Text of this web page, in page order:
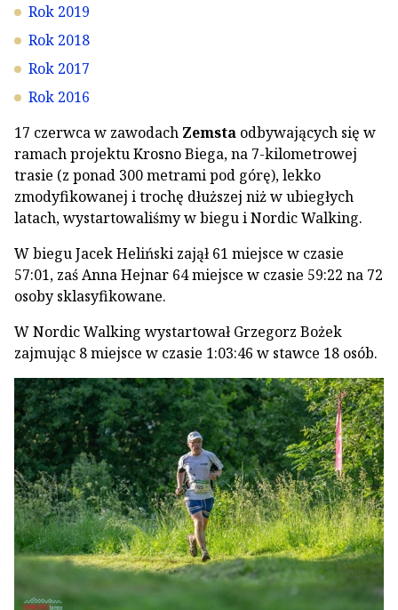
Rok 2019
Rok 2018
Rok 2017
Rok 2016
17 czerwca w zawodach Zemsta odbywających się w
ramach projektu Krosno Biega, na 7-kilometrowej
trasie (z ponad 300 metrami pod górę), lekko
zmodyfikowanej i trochę dłuższej niż w ubiegłych
latach, wystartowaliśmy w biegu i Nordic Walking.
W biegu Jacek Heliński zajął 61 miejsce w czasie
57:01, zaś Anna Hejnar 64 miejsce w czasie 59:22 na 72
osoby sklasyfikowane.
W Nordic Walking wystartował Grzegorz Bożek
zajmując 8 miejsce w czasie 1:03:46 w stawce 18 osób.